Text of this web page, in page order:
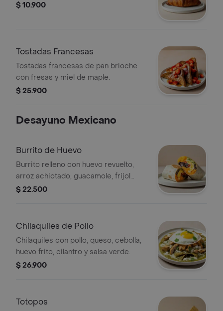
$ 10.900
Tostadas Francesas
Tostadas francesas de pan brioche
con fresas y miel de maple.
$ 25.900
Desayuno Mexicano
Burrito de Huevo
Burrito relleno con huevo revuelto,
arroz achiotado, guacamole, frijol
negro, pico de gallo, queso y salsa
$ 22.500
Chilaquiles de Pollo
Chilaquiles con pollo, queso, cebolla,
huevo frito, cilantro y salsa verde.
$ 26.900
Totopos